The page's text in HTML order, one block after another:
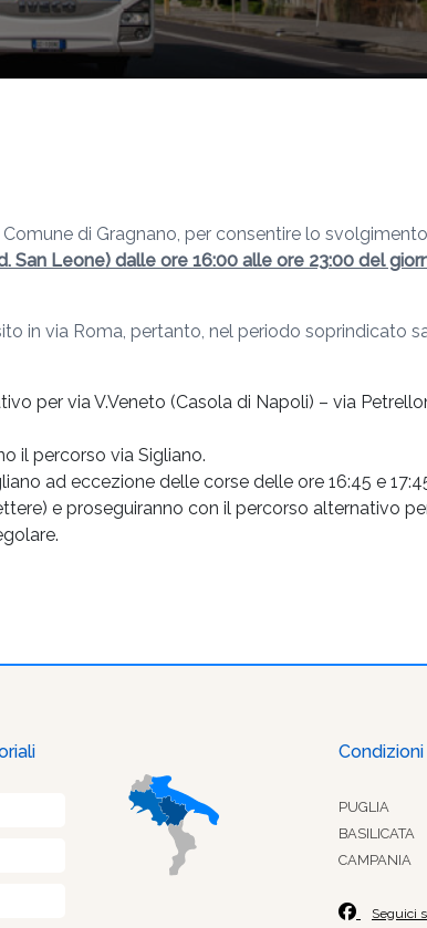
di Gragnano, per consentire lo
San Leone) dalle ore 16:00 alle ore 23:00 del
in via Roma, pertanto, nel periodo soprindicato
per via V.Veneto (Casola di Napoli) – via
il percorso via Sigliano.
ad eccezione delle corse delle ore 16:45 e
e proseguiranno con il percorso alternativo
Condizioni
PUGLIA
BASILICATA
CAMPANIA
Seguici